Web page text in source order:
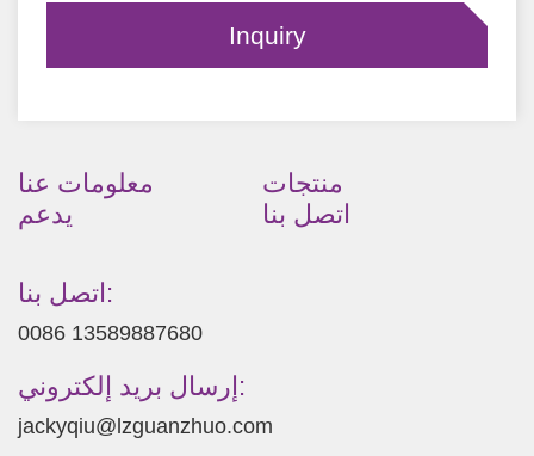
معلومات عنا
منتجات
يدعم
اتصل بنا
اتصل بنا:
0086 13589887680
إرسال بريد إلكتروني:
jackyqiu@lzguanzhuo.com